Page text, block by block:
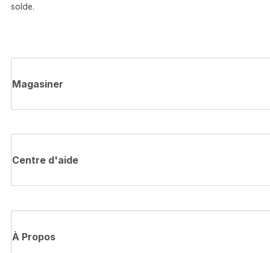
solde.
Magasiner
Centre d'aide
À Propos